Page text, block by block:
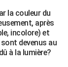
la couleur du
après
incolore) et
devenus au
à la lumière?